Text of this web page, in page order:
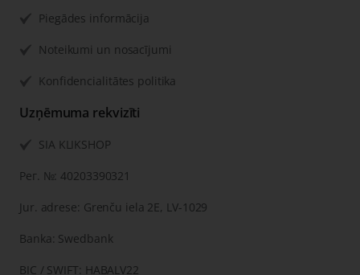
Piegādes informācija
Noteikumi un nosacījumi
Konfidencialitātes politika
Uzņēmuma rekvizīti
SIA KLIKSHOP
Рег. №: 40203390321
Jur. adrese: Grenču iela 2E, LV-1029
Banka: Swedbank
BIC / SWIFT: HABALV22